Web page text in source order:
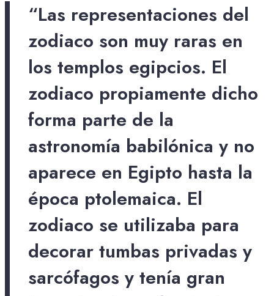
“Las representaciones del
zodiaco son muy raras en
los templos egipcios. El
zodiaco propiamente dicho
forma parte de la
astronomía babilónica y no
aparece en Egipto hasta la
época ptolemaica. El
zodiaco se utilizaba para
decorar tumbas privadas y
sarcófagos y tenía gran